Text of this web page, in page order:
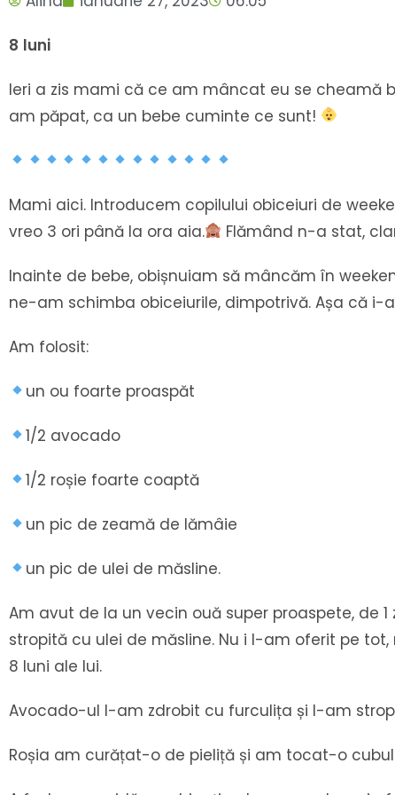
8 luni
Ieri a zis mami că ce am mâncat eu se
am păpat, ca un bebe cuminte ce sunt!
Mami aici. Introducem copilului obiceiuri de
vreo 3 ori până la ora aia.
Flămând n-a stat,
Inainte de bebe, obișnuiam să mâncăm în
ne-am schimba obiceiurile, dimpotrivă. Așa că
Am folosit:
un ou foarte proaspăt
1/2 avocado
1/2 roșie foarte coaptă
un pic de zeamă de lămâie
un pic de ulei de măsline.
Am avut de la un vecin ouă super proaspete, de
stropită cu ulei de măsline. Nu i l-am oferit pe
8 luni ale lui.
Avocado-ul l-am zdrobit cu furculița și l-am
Roșia am curățat-o de pieliță și am tocat-o